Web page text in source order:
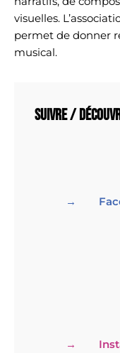
visuelles.
permet de donner
musical.
Suivre /